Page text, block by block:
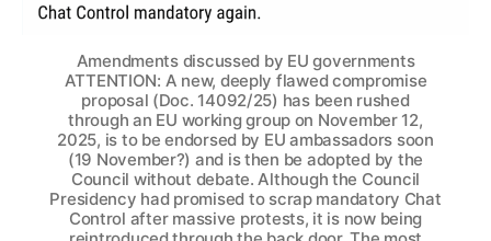
Amendments discussed by EU governments
ATTENTION: A new, deeply flawed compromise
proposal (Doc. 14092/25) has been rushed
through an EU working group on November 12,
2025, is to be endorsed by EU ambassadors soon
(19 November?) and is then be adopted by the
Council without debate. Although the Council
Presidency had promised to scrap mandatory Chat
Control after massive protests, it is now being